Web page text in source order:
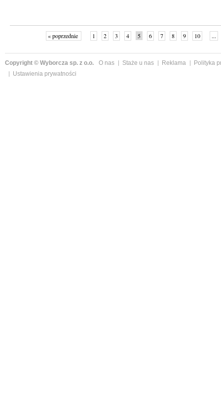
« poprzednie 1 2 3 4 5 6 7 8 9 10 ...
Copyright © Wyborcza sp. z o.o. O nas Staże u nas Reklama
Polityka
Ustawienia prywatności